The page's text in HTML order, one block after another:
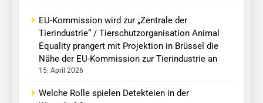
EU-Kommission wird zur „Zentrale der
Tierindustrie“ / Tierschutzorganisation Animal
Equality prangert mit Projektion in Brüssel die
Nähe der EU-Kommission zur Tierindustrie an
15. April 2026
Welche Rolle spielen Detekteien in der